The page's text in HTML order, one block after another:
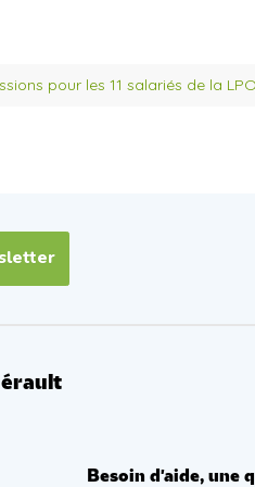
pour les 11 salariés de la
Besoin d'aide, une